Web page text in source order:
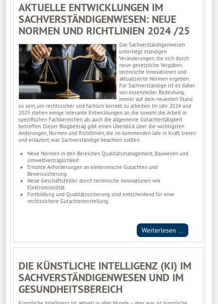
AKTUELLE ENTWICKLUNGEN IM
SACHVERSTÄNDIGENWESEN: NEUE
NORMEN UND RICHTLINIEN 2024 /25
Das Sachverständigenwesen
unterliegt ständigen
Veränderungen, die sich durch
neue gesetzliche Vorgaben,
technische Innovationen und
aktualisierte Normen ergeben.
Für Sachverständige ist es daher
von essenzieller Bedeutung,
immer auf dem neuesten Stand
zu sein, um rechtssicher und fachlich korrekt zu arbeiten. Im Jahr 2024 und
2025 stehen einige relevante Entwicklungen an, die sowohl die Arbeit in
spezifischen Fachbereichen als auch die allgemeine Gutachtertätigkeit
betreffen. Dieser Blogbeitrag gibt einen Überblick über die wichtigsten
Änderungen, Normen und Richtlinien, die im kommenden Jahr in Kraft treten
und erläutert, was Sachverständige beachten sollten.
Neue Normen in den Bereichen Qualitätsmanagement, Bauwesen und
Umweltverträglichkeit.
Erhöhte Anforderungen an elektronische Gutachten und
Beweissicherung.
Neue Geschäftsfelder durch technische Innovationen wie
Elektromobilität.
Fortbildung und Qualitätssicherung sind entscheidend für eine
rechtssichere Gutachtenerstellung.
Weiterlesen ...
DIE KÜNSTLICHE INTELLIGENZ (KI) IM
SACHVERSTÄNDIGENWESEN UND IM
GESUNDHEITSBEREICH